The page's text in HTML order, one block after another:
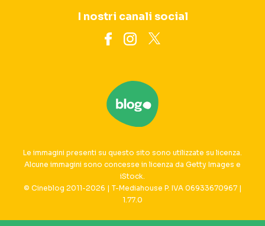
I nostri canali social
Le immagini presenti su questo sito sono utilizzate su licenza.
Alcune immagini sono concesse in licenza da Getty Images e
iStock.
© Cineblog 2011-2026 | T-Mediahouse P. IVA 06933670967 |
1.77.0